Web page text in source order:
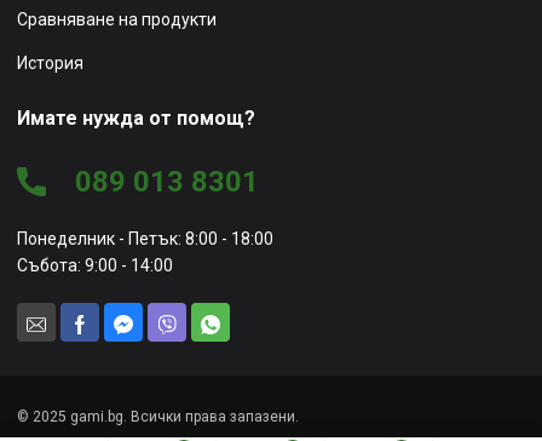
Сравняване на продукти
История
Имате нужда от помощ?
089 013 8301
Понеделник - Петък: 8:00 - 18:00
Събота: 9:00 - 14:00
© 2025 gami.bg. Всички права запазени.